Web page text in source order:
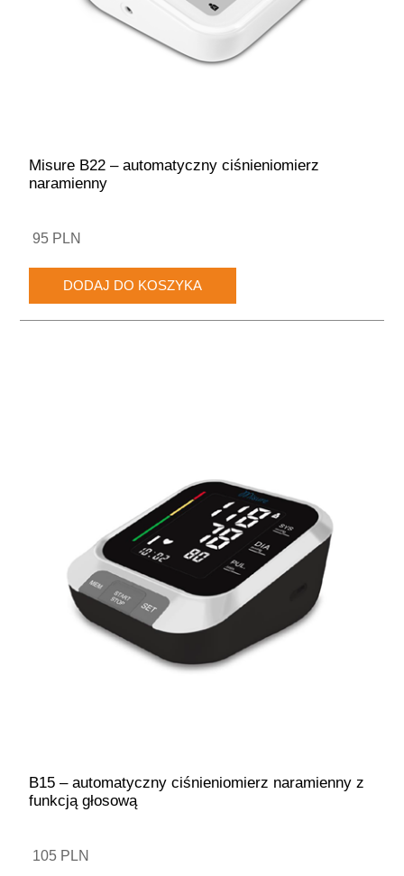
Misure B22 – automatyczny ciśnieniomierz
naramienny
95 PLN
B15 – automatyczny ciśnieniomierz naramienny z
funkcją głosową
105 PLN